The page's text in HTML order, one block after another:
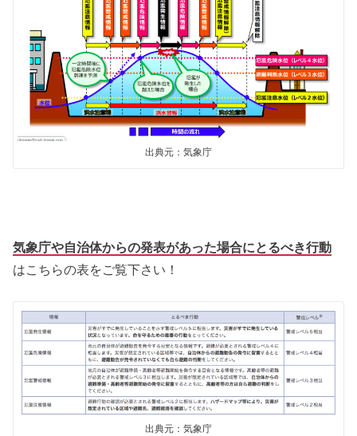
出典元：気象庁
気象庁や自治体からの発表があった場合にとるべき行動
はこちらの表をご覧下さい！
出典元：気象庁